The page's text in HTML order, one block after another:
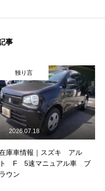
事
独り言
庫車情報｜スズキ アル
ト F 5速マニュアル車 ブ
ラウン
2026.07.18